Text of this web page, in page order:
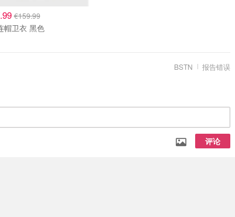
€159.99
帽卫衣 黑色
报告错误
BSTN
评论